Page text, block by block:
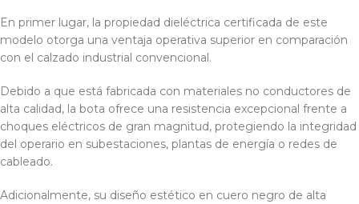
En primer lugar, la propiedad dieléctrica certificada de este
modelo otorga una ventaja operativa superior en comparación
con el calzado industrial convencional.
Debido a que está fabricada con materiales no conductores de
alta calidad, la bota ofrece una resistencia excepcional frente a
choques eléctricos de gran magnitud, protegiendo la integridad
del operario en subestaciones, plantas de energía o redes de
cableado.
Adicionalmente, su diseño estético en cuero negro de alta